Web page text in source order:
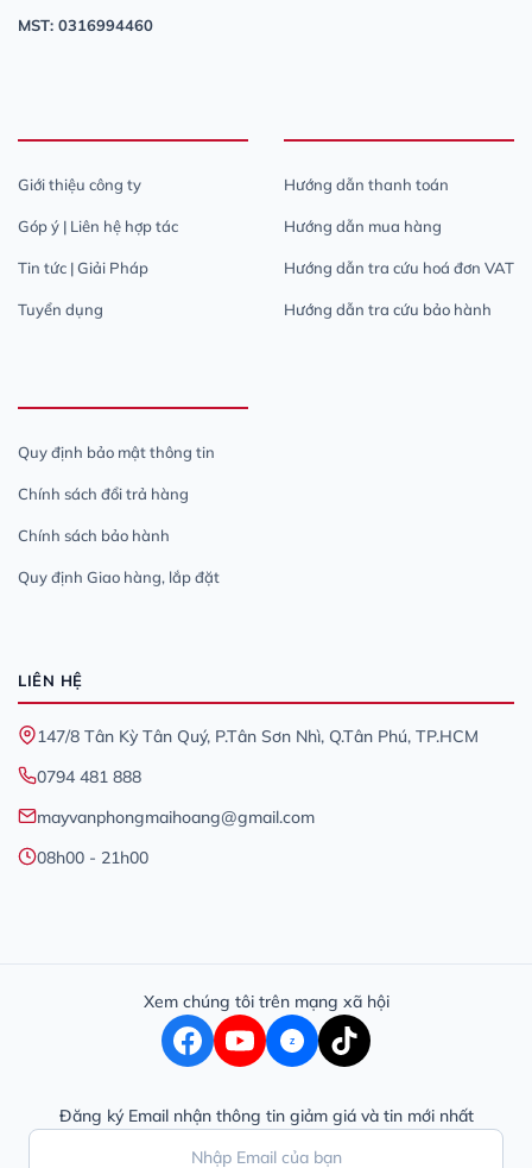
MST: 0316994460
Giới thiệu công ty
Góp ý | Liên hệ hợp tác
Tin tức | Giải Pháp
Tuyển dụng
Hướng dẫn thanh toán
Hướng dẫn mua hàng
Hướng dẫn tra cứu hoá đơn VAT
Hướng dẫn tra cứu bảo hành
Quy định bảo mật thông tin
Chính sách đổi trả hàng
Chính sách bảo hành
Quy định Giao hàng, lắp đặt
LIÊN HỆ
147/8 Tân Kỳ Tân Quý, P.Tân Sơn Nhì, Q.Tân Phú, TP.HCM
0794 481 888
mayvanphongmaihoang@gmail.com
08h00 - 21h00
Xem chúng tôi trên mạng xã hội
Z
Đăng ký Email nhận thông tin giảm giá và tin mới nhất